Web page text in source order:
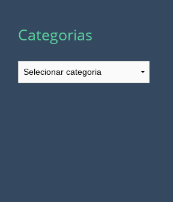
Categorias
Categorias